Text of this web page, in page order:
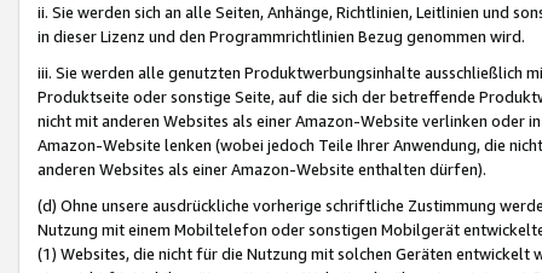
ii. Sie werden sich an alle Seiten, Anhänge, Richtlinien, Leitlinien und
in dieser Lizenz und den Programmrichtlinien Bezug genommen wird.
iii. Sie werden alle genutzten Produktwerbungsinhalte ausschließlich
Produktseite oder sonstige Seite, auf die sich der betreffende
nicht mit anderen Websites als einer Amazon-Website verlinken oder
Amazon-Website lenken (wobei jedoch Teile Ihrer Anwendung, die
anderen Websites als einer Amazon-Website enthalten dürfen).
(d) Ohne unsere ausdrückliche vorherige schriftliche Zustimmung
Nutzung mit einem Mobiltelefon oder sonstigen Mobilgerät
(1) Websites, die nicht für die Nutzung mit solchen Geräten